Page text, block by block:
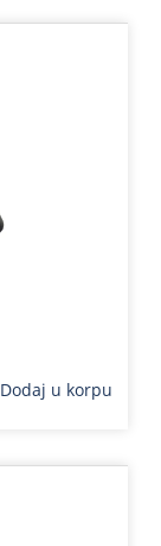
Dodaj u korpu